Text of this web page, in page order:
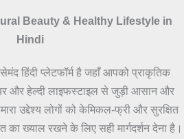
Beauty & Healthy Lifestyle in
Hindi
हिंदी प्लेटफॉर्म है जहाँ आपको प्राकृतिक
और हेल्दी लाइफस्टाइल से जुड़ी आसान और
उद्देश्य लोगों को केमिकल-फ्री और सुरक्षित
ख्याल रखने के लिए सही मार्गदर्शन देना है।